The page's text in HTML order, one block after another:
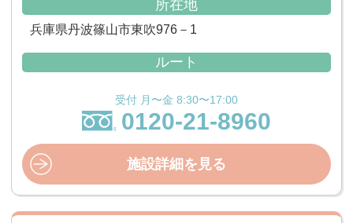
所在地
兵庫県丹波篠山市東吹976－1
ルート
受付 月〜金 8:30〜17:00
0120-21-8960
施設詳細を見る